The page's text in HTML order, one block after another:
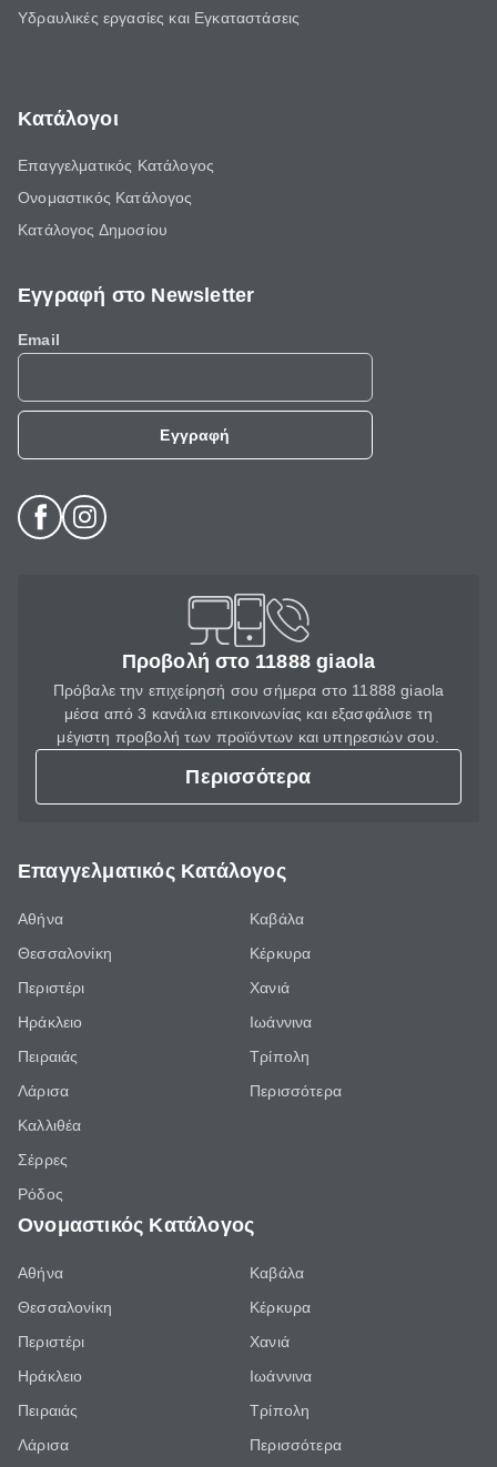
Υδραυλικές εργασίες και Εγκαταστάσεις
Κατάλογοι
Επαγγελματικός Κατάλογος
Ονομαστικός Κατάλογος
Κατάλογος Δημοσίου
Εγγραφή στο Newsletter
Email
Εγγραφή
Προβολή στο 11888 giaola
Πρόβαλε την επιχείρησή σου σήμερα στο 11888 giaola
μέσα από 3 κανάλια επικοινωνίας και εξασφάλισε τη
μέγιστη προβολή των προϊόντων και υπηρεσιών σου.
Περισσότερα
Επαγγελματικός Κατάλογος
Αθήνα
Θεσσαλονίκη
Περιστέρι
Ηράκλειο
Πειραιάς
Λάρισα
Καλλιθέα
Σέρρες
Ρόδος
Καβάλα
Κέρκυρα
Χανιά
Ιωάννινα
Τρίπολη
Περισσότερα
Ονομαστικός Κατάλογος
Αθήνα
Θεσσαλονίκη
Περιστέρι
Ηράκλειο
Πειραιάς
Λάρισα
Καβάλα
Κέρκυρα
Χανιά
Ιωάννινα
Τρίπολη
Περισσότερα